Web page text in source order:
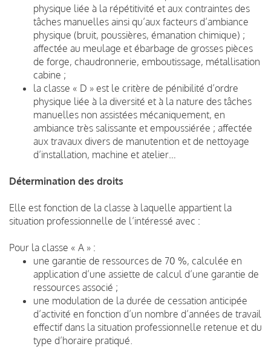
physique liée à la répétitivité et aux contraintes des
tâches manuelles ainsi qu’aux facteurs d’ambiance
physique (bruit, poussières, émanation chimique) ;
affectée au meulage et ébarbage de grosses pièces
de forge, chaudronnerie, emboutissage, métallisation
cabine ;
la classe « D » est le critère de pénibilité d’ordre
physique liée à la diversité et à la nature des tâches
manuelles non assistées mécaniquement, en
ambiance très salissante et empoussiérée ; affectée
aux travaux divers de manutention et de nettoyage
d’installation, machine et atelier…
Détermination des droits
Elle est fonction de la classe à laquelle appartient la
situation professionnelle de l’intéressé avec :
Pour la classe « A » :
une garantie de ressources de 70 %, calculée en
application d’une assiette de calcul d’une garantie de
ressources associé ;
une modulation de la durée de cessation anticipée
d’activité en fonction d’un nombre d’années de travail
effectif dans la situation professionnelle retenue et du
type d’horaire pratiqué.